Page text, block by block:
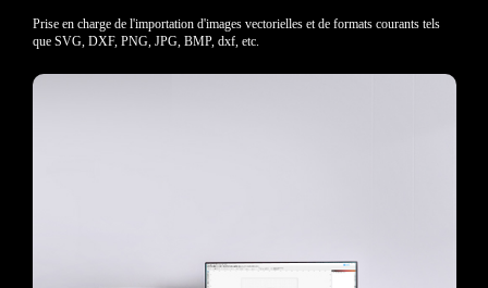
Prise en charge de l'importation d'images vectorielles et de formats courants tels
que SVG, DXF, PNG, JPG, BMP, dxf, etc.